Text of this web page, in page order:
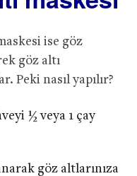
ise göz
göz altı
Peki nasıl yapılır?
½ veya 1 çay
göz altlarınıza